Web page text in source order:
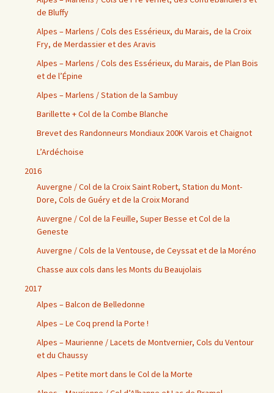
de Bluffy
Alpes – Marlens / Cols des Essérieux, du Marais, de la Croix
Fry, de Merdassier et des Aravis
Alpes – Marlens / Cols des Essérieux, du Marais, de Plan Bois
et de l’Épine
Alpes – Marlens / Station de la Sambuy
Barillette + Col de la Combe Blanche
Brevet des Randonneurs Mondiaux 200K Varois et Chaignot
L’Ardéchoise
2016
Auvergne / Col de la Croix Saint Robert, Station du Mont-
Dore, Cols de Guéry et de la Croix Morand
Auvergne / Col de la Feuille, Super Besse et Col de la
Geneste
Auvergne / Cols de la Ventouse, de Ceyssat et de la Moréno
Chasse aux cols dans les Monts du Beaujolais
2017
Alpes – Balcon de Belledonne
Alpes – Le Coq prend la Porte !
Alpes – Maurienne / Lacets de Montvernier, Cols du Ventour
et du Chaussy
Alpes – Petite mort dans le Col de la Morte